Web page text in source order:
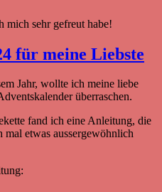
mich sehr gefreut habe!
für meine Liebste
Jahr, wollte ich meine liebe
überraschen.
fand ich eine Anleitung, die
etwas aussergewöhnlich